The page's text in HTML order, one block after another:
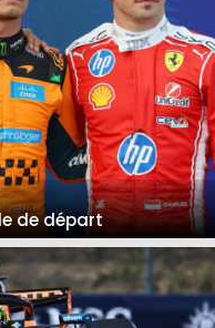
de départ